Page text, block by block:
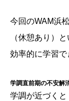
今回のWAM浜
（休憩あり）
効率的に学習で
学調直前期の不安解
学調が近づく